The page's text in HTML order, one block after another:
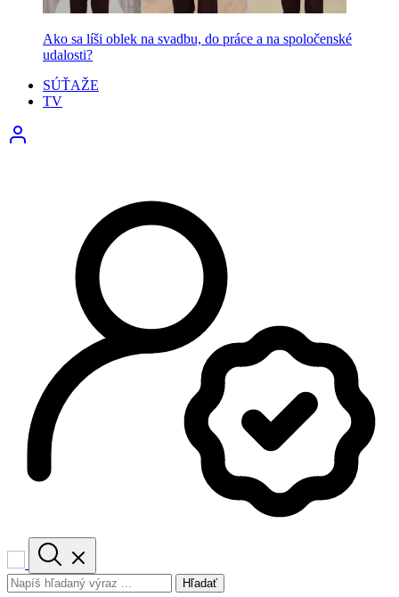
Ako sa líši oblek na svadbu, do práce a na spoločenské
udalosti?
SÚŤAŽE
TV
Hľadať